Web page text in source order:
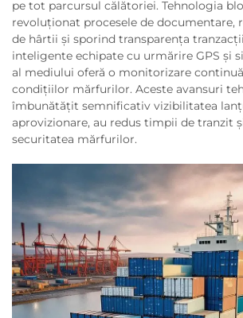
pe tot parcursul călătoriei. Tehnologia
revoluționat procesele de documentare,
de hârtii și sporind transparența
inteligente echipate cu urmărire GPS și
al mediului oferă o monitorizare
condițiilor mărfurilor. Aceste avansuri
îmbunătățit semnificativ vizibilitatea
aprovizionare, au redus timpii de tranzit
securitatea mărfurilor.